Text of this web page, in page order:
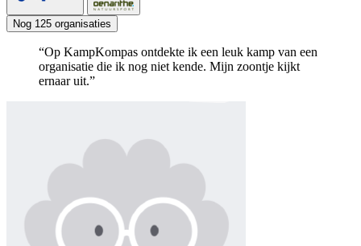
Nog 125 organisaties
“Op KampKompas ontdekte ik een leuk kamp van een
organisatie die ik nog niet kende. Mijn zoontje kijkt
ernaar uit.”